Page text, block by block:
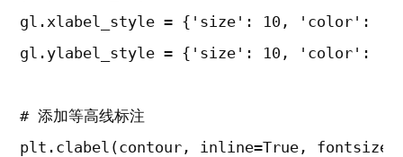
gl.xlabel_style = {'size': 10, 'color':
gl.ylabel_style = {'size': 10, 'color':
# 添加等高线标注
plt.clabel(contour, inline=True,